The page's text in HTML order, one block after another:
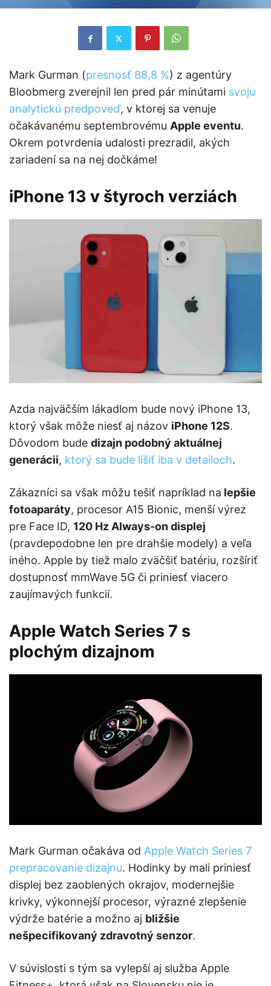
Mark Gurman (presnosť 88,8 %) z agentúry
Bloobmerg zverejnil len pred pár minútami svoju
analytickú predpoveď, v ktorej sa venuje
očakávanému septembrovému Apple eventu.
Okrem potvrdenia udalosti prezradil, akých
zariadení sa na nej dočkáme!
iPhone 13 v štyroch verziách
Azda najväčším lákadlom bude nový iPhone 13,
ktorý však môže niesť aj názov iPhone 12S.
Dôvodom bude dizajn podobný aktuálnej
generácii, ktorý sa bude líšiť iba v detailoch.
Zákazníci sa však môžu tešiť napríklad na lepšie
fotoaparáty, procesor A15 Bionic, menší výrez
pre Face ID, 120 Hz Always-on displej
(pravdepodobne len pre drahšie modely) a veľa
iného. Apple by tiež malo zväčšiť batériu, rozšíriť
dostupnosť mmWave 5G či priniesť viacero
zaujímavých funkcií.
Apple Watch Series 7 s
plochým dizajnom
Mark Gurman očakáva od Apple Watch Series 7
prepracovanie dizajnu. Hodinky by mali priniesť
displej bez zaoblených okrajov, modernejšie
krivky, výkonnejší procesor, výrazné zlepšenie
výdrže batérie a možno aj bližšie
nešpecifikovaný zdravotný senzor.
V súvislosti s tým sa vylepší aj služba Apple